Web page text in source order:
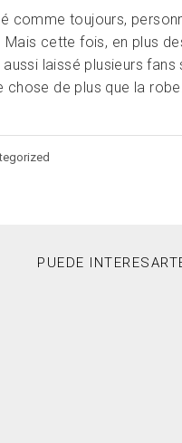
comme toujours,
Mais cette fois, en plus
aussi laissé plusieurs
chose de plus que la
PUEDE